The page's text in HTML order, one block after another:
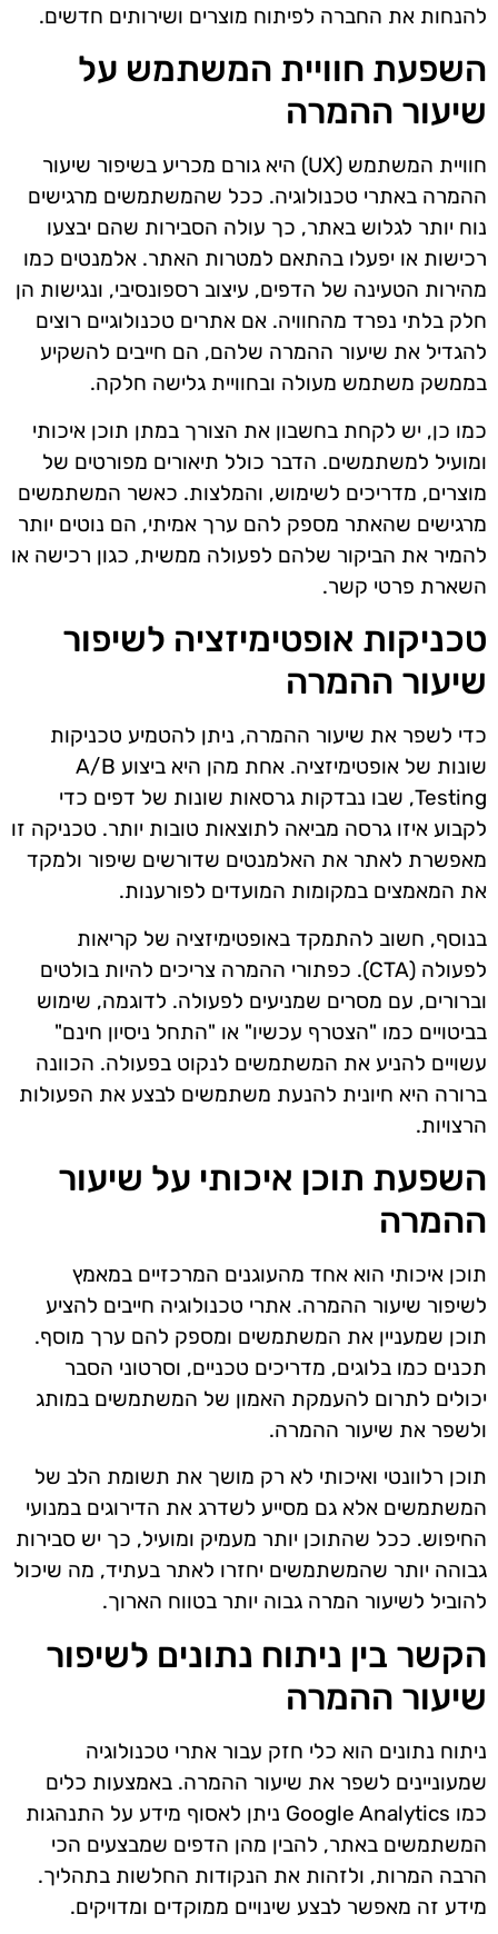
להנחות את החברה לפיתוח מוצרים ושירותים חדשים.
השפעת חוויית המשתמש על
שיעור ההמרה
חוויית המשתמש (UX) היא גורם מכריע בשיפור שיעור
ההמרה באתרי טכנולוגיה. ככל שהמשתמשים מרגישים
נוח יותר לגלוש באתר, כך עולה הסבירות שהם יבצעו
רכישות או יפעלו בהתאם למטרות האתר. אלמנטים כמו
מהירות הטעינה של הדפים, עיצוב רספונסיבי, ונגישות הן
חלק בלתי נפרד מהחוויה. אם אתרים טכנולוגיים רוצים
להגדיל את שיעור ההמרה שלהם, הם חייבים להשקיע
בממשק משתמש מעולה ובחוויית גלישה חלקה.
כמו כן, יש לקחת בחשבון את הצורך במתן תוכן איכותי
ומועיל למשתמשים. הדבר כולל תיאורים מפורטים של
מוצרים, מדריכים לשימוש, והמלצות. כאשר המשתמשים
מרגישים שהאתר מספק להם ערך אמיתי, הם נוטים יותר
להמיר את הביקור שלהם לפעולה ממשית, כגון רכישה או
השארת פרטי קשר.
טכניקות אופטימיזציה לשיפור
שיעור ההמרה
כדי לשפר את שיעור ההמרה, ניתן להטמיע טכניקות
שונות של אופטימיזציה. אחת מהן היא ביצוע A/B
Testing, שבו נבדקות גרסאות שונות של דפים כדי
לקבוע איזו גרסה מביאה לתוצאות טובות יותר. טכניקה זו
מאפשרת לאתר את האלמנטים שדורשים שיפור ולמקד
את המאמצים במקומות המועדים לפורענות.
בנוסף, חשוב להתמקד באופטימיזציה של קריאות
לפעולה (CTA). כפתורי ההמרה צריכים להיות בולטים
וברורים, עם מסרים שמניעים לפעולה. לדוגמה, שימוש
בביטויים כמו "הצטרף עכשיו" או "התחל ניסיון חינם"
עשויים להניע את המשתמשים לנקוט בפעולה. הכוונה
ברורה היא חיונית להנעת משתמשים לבצע את הפעולות
הרצויות.
השפעת תוכן איכותי על שיעור
ההמרה
תוכן איכותי הוא אחד מהעוגנים המרכזיים במאמץ
לשיפור שיעור ההמרה. אתרי טכנולוגיה חייבים להציע
תוכן שמעניין את המשתמשים ומספק להם ערך מוסף.
תכנים כמו בלוגים, מדריכים טכניים, וסרטוני הסבר
יכולים לתרום להעמקת האמון של המשתמשים במותג
ולשפר את שיעור ההמרה.
תוכן רלוונטי ואיכותי לא רק מושך את תשומת הלב של
המשתמשים אלא גם מסייע לשדרג את הדירוגים במנועי
החיפוש. ככל שהתוכן יותר מעמיק ומועיל, כך יש סבירות
גבוהה יותר שהמשתמשים יחזרו לאתר בעתיד, מה שיכול
להוביל לשיעור המרה גבוה יותר בטווח הארוך.
הקשר בין ניתוח נתונים לשיפור
שיעור ההמרה
ניתוח נתונים הוא כלי חזק עבור אתרי טכנולוגיה
שמעוניינים לשפר את שיעור ההמרה. באמצעות כלים
כמו Google Analytics ניתן לאסוף מידע על התנהגות
המשתמשים באתר, להבין מהן הדפים שמבצעים הכי
הרבה המרות, ולזהות את הנקודות החלשות בתהליך.
מידע זה מאפשר לבצע שינויים ממוקדים ומדויקים.